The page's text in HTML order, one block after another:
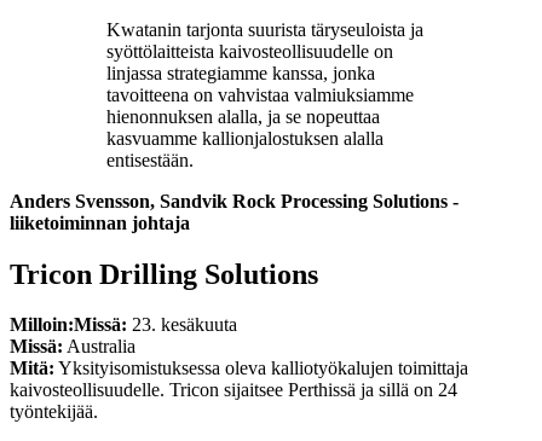
Kwatanin tarjonta suurista täryseuloista ja
syöttölaitteista kaivosteollisuudelle on
linjassa strategiamme kanssa, jonka
tavoitteena on vahvistaa valmiuksiamme
hienonnuksen alalla, ja se nopeuttaa
kasvuamme kallionjalostuksen alalla
entisestään.
Anders Svensson, Sandvik Rock Processing Solutions -
liiketoiminnan johtaja
Tricon Drilling Solutions
Milloin:Missä: 23. kesäkuuta
Missä: Australia
Mitä: Yksityisomistuksessa oleva kalliotyökalujen toimittaja
kaivosteollisuudelle. Tricon sijaitsee Perthissä ja sillä on 24
työntekijää.